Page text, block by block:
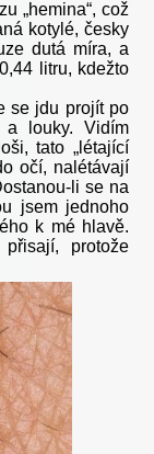
„hemina“, což
kotylé, česky
dutá míra, a
litru, kdežto
jdu projít po
a louky. Vidím
tato „létající
očí, nalétávají
li se na
jsem jednoho
k mé hlavě.
protože